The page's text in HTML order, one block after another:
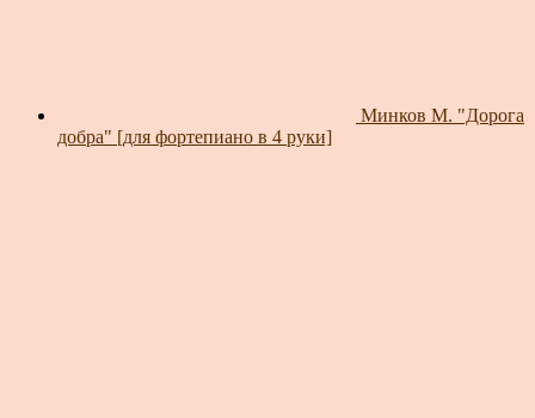
Минков М. "Дорога
добра" [для фортепиано в 4 руки]